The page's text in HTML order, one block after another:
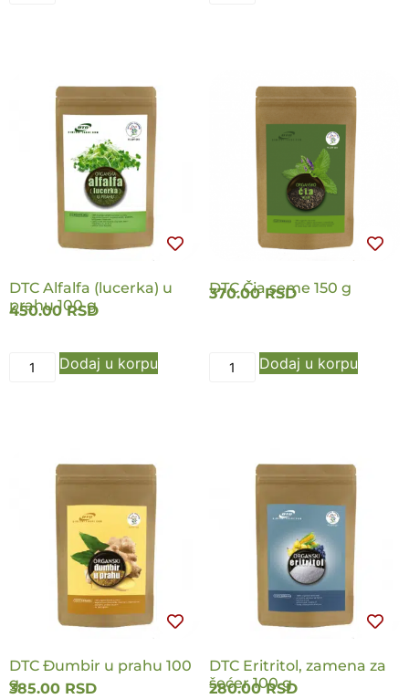
DTC Alfalfa (lucerka) u
prahu 100 g
450.00RSD
Dodaj u korpu
DTC Čia seme 150 g
370.00RSD
Dodaj u korpu
DTC Đumbir u prahu 100
g
385.00 RSD
DTC Eritritol, zamena za
šećer 100 g
280.00RSD